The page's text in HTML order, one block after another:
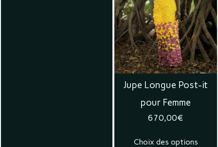
Jupe Longue Post-it
pour Femme
670,00€
Choix des options